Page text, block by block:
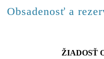
Obsadenosť a
ŽIADOSŤ